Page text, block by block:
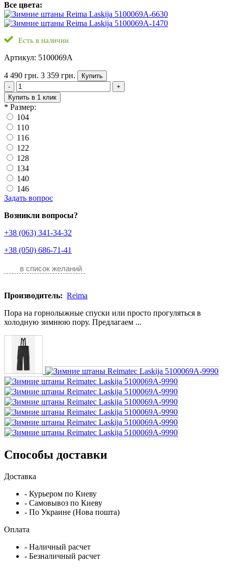
Все цвета:
Есть в наличии
Артикул: 5100069A
4 490 грн. 3 359 грн.
Купить
-
+
Купить в 1 клик
* Размер:
104
110
116
122
128
134
140
146
Задать вопрос
Возникли вопросы?
+38 (063) 341-34-32
+38 (050) 686-71-41
в список желаний
Производитель: Reima
Пора на горнолыжные спуски или просто прогуляться в
холодную зимнюю пору. Предлагаем ...
Способы доставки
Доставка
- Курьером по Киеву
- Самовывоз по Киеву
- По Украине (Нова пошта)
Оплата
- Наличный расчет
- Безналичный расчет